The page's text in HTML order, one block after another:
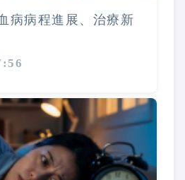
病病程進展、治療新